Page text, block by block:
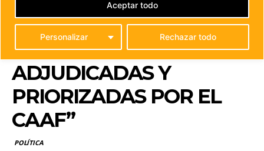
Personalizar Rechazar todo
Aceptar todo
INMEDIATA LAS OBRAS
HIDRÁULICAS YA
ADJUDICADAS Y
PRIORIZADAS POR EL
CAAF”
POLÍTICA